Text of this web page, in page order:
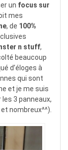
un focus sur
mes
, de 100%
n stuff,
beaucoup
d’éloges à
qui sont
et je me suis
les 3 panneaux,
nombreux^^).